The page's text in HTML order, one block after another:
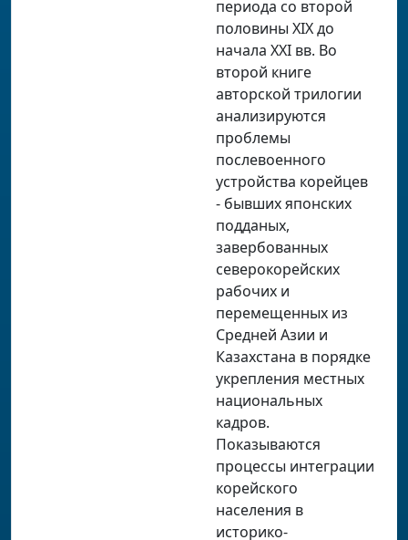
периода со второй
половины XIX до
начала XXI вв. Во
второй книге
авторской трилогии
анализируются
проблемы
послевоенного
устройства корейцев
- бывших японских
подданых,
завербованных
северокорейских
рабочих и
перемещенных из
Средней Азии и
Казахстана в порядке
укрепления местных
национальных
кадров.
Показываются
процессы интеграции
корейского
населения в
историко-